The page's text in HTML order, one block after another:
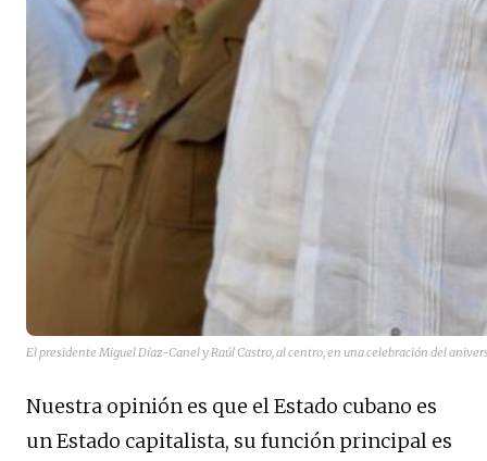
El presidente Miguel Díaz-Canel y Raúl Castro, al centro, en una celebración del
Nuestra opinión es que el Estado cubano es
un Estado capitalista, su función principal es